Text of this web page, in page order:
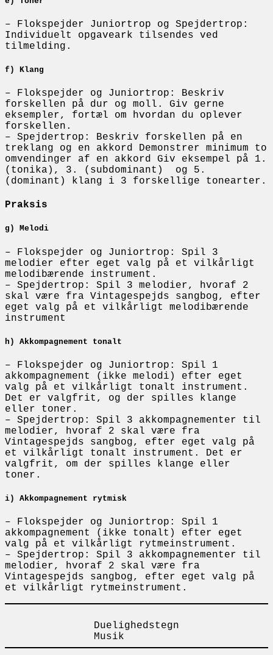
– Flokspejder Juniortrop og Spejdertrop:
Individuelt opgaveark tilsendes ved
tilmelding.
f) Klang
– Flokspejder og Juniortrop: Beskriv
forskellen på dur og moll. Giv gerne
eksempler, fortæl om hvordan du oplever
forskellen.
– Spejdertrop: Beskriv forskellen på en
treklang og en akkord Demonstrer minimum to
omvendinger af en akkord Giv eksempel på 1.
(tonika), 3. (subdominant) og 5.
(dominant) klang i 3 forskellige tonearter.
Praksis
g) Melodi
– Flokspejder og Juniortrop: Spil 3
melodier efter eget valg på et vilkårligt
melodibærende instrument.
– Spejdertrop: Spil 3 melodier, hvoraf 2
skal være fra Vintagespejds sangbog, efter
eget valg på et vilkårligt melodibærende
instrument
h) Akkompagnement tonalt
– Flokspejder og Juniortrop: Spil 1
akkompagnement (ikke melodi) efter eget
valg på et vilkårligt tonalt instrument.
Det er valgfrit, og der spilles klange
eller toner.
– Spejdertrop: Spil 3 akkompagnementer til
melodier, hvoraf 2 skal være fra
Vintagespejds sangbog, efter eget valg på
et vilkårligt tonalt instrument. Det er
valgfrit, om der spilles klange eller
toner.
i) Akkompagnement rytmisk
– Flokspejder og Juniortrop: Spil 1
akkompagnement (ikke tonalt) efter eget
valg på et vilkårligt rytmeinstrument.
– Spejdertrop: Spil 3 akkompagnementer til
melodier, hvoraf 2 skal være fra
Vintagespejds sangbog, efter eget valg på
et vilkårligt rytmeinstrument.
Duelighedstegn
Musik